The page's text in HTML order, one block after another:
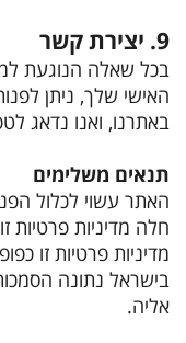
9. יצירת קשר
בכל שאלה הנוגעת
האישי שלך, ניתן
באתרנו, ואנו נדאג
תנאים משלימים
האתר עשוי לכלול
חלה מדיניות פרטיות
מדיניות פרטיות זו
בישראל נתונה
אליה.